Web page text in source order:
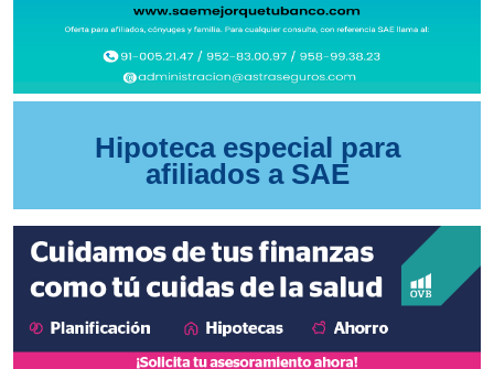
Hipoteca especial para
afiliados a SAE